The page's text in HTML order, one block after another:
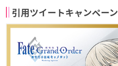
引用ツイートキャンペーン